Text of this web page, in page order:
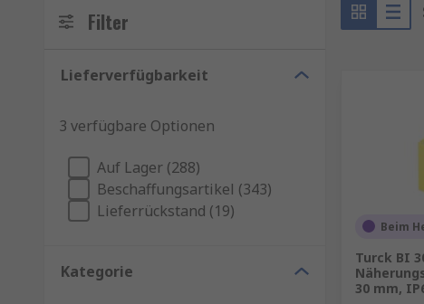
Filter
Lieferverfügbarkeit
3 verfügbare Optionen
Auf Lager (288)
Beschaffungsartikel (343)
Lieferrückstand (19)
Kategorie
Beim
Turck BI
30 mm,